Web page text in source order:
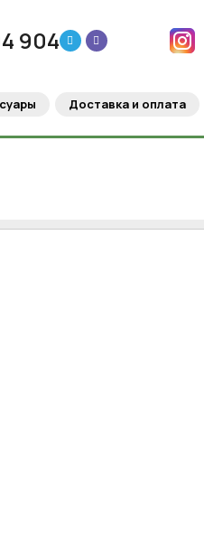
904
Доставка и оплата